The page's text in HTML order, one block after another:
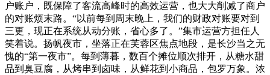
户账户，既保障了客流高峰时的高效运营，也大大削减了商户
的对账烦末路。“以前每到周末晚上，我们的财政对账要对到
三更，现正在系统从动分账，省心多了。”集市运营方担任人
笑着说。扬帆夜市，坐落正在芙蓉区焦点地段，是长沙当之无
愧的“第一夜市”。每到薄暮，数百个摊位顺次排开，从糖水甜
品到臭豆腐，从烤串到卤味，从鲜花到小商品，包罗万象。浓